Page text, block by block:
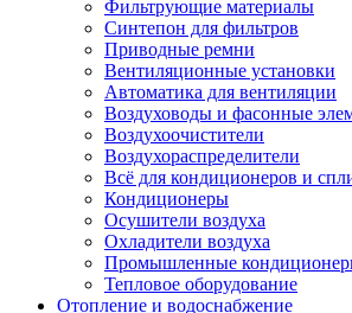
Фильтрующие материалы
Синтепон для фильтров
Приводные ремни
Вентиляционные установки
Автоматика для вентиляции
Воздуховоды и фасонные
Воздухоочистители
Воздухораспределители
Всё для кондиционеров и
Кондиционеры
Осушители воздуха
Охладители воздуха
Промышленные
Тепловое оборудование
Отопление и водоснабжение